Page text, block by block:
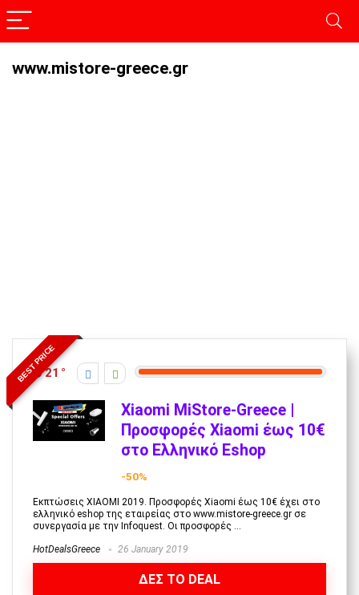
www.mistore-greece.gr
BEST PRICE
21
Xiaomi MiStore-Greece |
Προσφορές Xiaomi έως 10€
στο Ελληνικό Eshop
-50%
Εκπτώσεις XIAOMI 2019. Προσφορές Xiaomi έως 10€ έχει στο
ελληνικό eshop της εταιρείας στο www.mistore-greece.gr σε
συνεργασία με την Infoquest. Οι προσφορές ...
HotDealsGreece 26 January 2019
ΔΕΣ ΤΟ DEAL